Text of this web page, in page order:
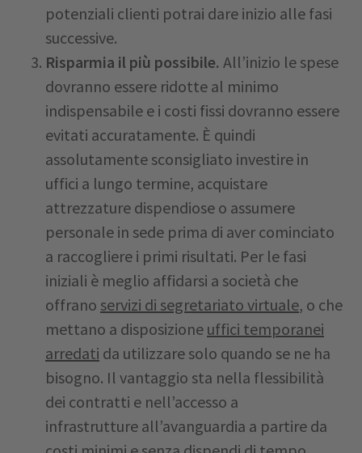
potenziali clienti potrai dare inizio alle fasi
successive.
Risparmia il più possibile. All’inizio le spese
dovranno essere ridotte al minimo
indispensabile e i costi fissi dovranno essere
evitati accuratamente. È quindi
assolutamente sconsigliato investire in
uffici a lungo termine, acquistare
attrezzature dispendiose o assumere
personale in sede prima di aver cominciato
a raccogliere i primi risultati. Per le fasi
iniziali è meglio affidarsi a società che
offrano servizi di segretariato virtuale, o che
mettano a disposizione uffici temporanei
arredati da utilizzare solo quando se ne ha
bisogno. Il vantaggio sta nella flessibilità
dei contratti e nell’accesso a
infrastrutture all’avanguardia a partire da